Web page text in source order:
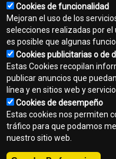
Footer
menu
Contacto
Mapa del sitio
Normas de privacidad
Aviso legal
Copyright © 2026 - Interagrovial
Cookies de funcionalidad
Mejoran el uso de los
selecciones realizadas por
es posible que algunas
Cookies publicitarias o de
Estas Cookies recopilan
publicar anuncios que
línea y en sitios web y
Cookies de desempeño
Estas cookies nos permiten
tráfico para que podamos
nuestro sitio web.